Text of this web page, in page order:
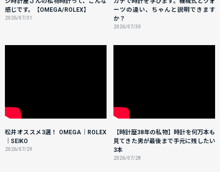
感じです。【OMEGA/ROLEX】
2026/07/31
ーツの違い、ちゃんと説明できます
か？
2026/07/30
松井オススメ3選！ OMEGA｜ROLEX
｜SEIKO
2026/07/29
【時計歴38年の私物】時計を何万本も
見てきた男が最後まで手元に残したい
3本
2026/07/28